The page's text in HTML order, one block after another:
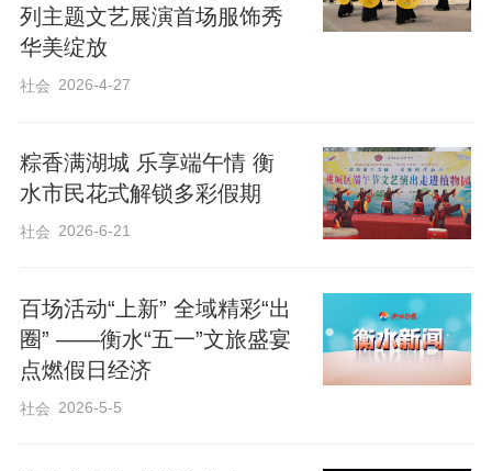
这场以“鼓韵”为主题的视听盛宴，是“雨润
春归·夏启风华”系列主题文艺展演的第二
场，继首场完美融合非遗与国潮的服饰秀
潮。
鼓乐喧天燃爆节日浓厚氛围，沉浸演绎扮
靓文旅融合新场景。五月的衡水园博园，
列主题文艺展演首场服饰秀
华美绽放
社会 2026-4-27
粽香满湖城 乐享端午情 衡
水市民花式解锁多彩假期
社会 2026-6-21
百场活动“上新” 全域精彩“出
圈” ——衡水“五一”文旅盛宴
点燃假日经济
社会 2026-5-5